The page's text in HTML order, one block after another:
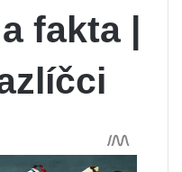
fakta |